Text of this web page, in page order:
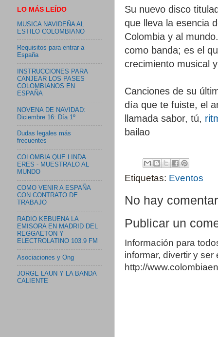
Su nuevo disco
que lleva la esencia
Colombia y al
como banda; es el
crecimiento musical
Canciones de su
día que te fuiste, el
llamada sabor, tú,
bailao
Etiquetas: Eventos
No hay
Publicar un
Información para
informar, divertir y
http://
LO MÁS LEÍDO
MUSICA NAVIDEÑA AL
ESTILO COLOMBIANO
Requisitos para entrar a
España
INSTRUCCIONES PARA
CANJEAR LOS PASES
COLOMBIANOS EN
ESPAÑA
NOVENA DE NAVIDAD:
Diciembre 16: Día 1º
Dudas legales más
frecuentes
COLOMBIA QUE LINDA
ERES - MUESTRALO AL
MUNDO
COMO VENIR A ESPAÑA
CON CONTRATO DE
TRABAJO
RADIO KEBUENA LA
EMISORA EN MADRID DEL
REGGAETON Y
ELECTROLATINO 103.9 FM
Asociaciones y Ong
JORGE LAUN Y LA BANDA
CALIENTE